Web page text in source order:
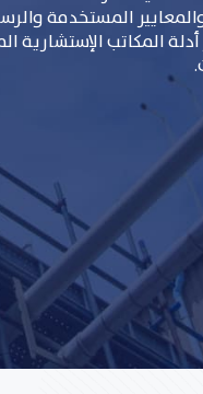
المستخدمة
المكاتب الإستشارية